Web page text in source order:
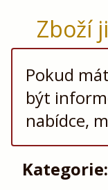
Zboží
Pokud
být
nabídce,
Kategorie: